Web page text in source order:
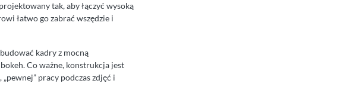
tak, aby łączyć wysoką
łatwo go zabrać wszędzie i
kadry z mocną
Co ważne, konstrukcja jest
pracy podczas zdjęć i